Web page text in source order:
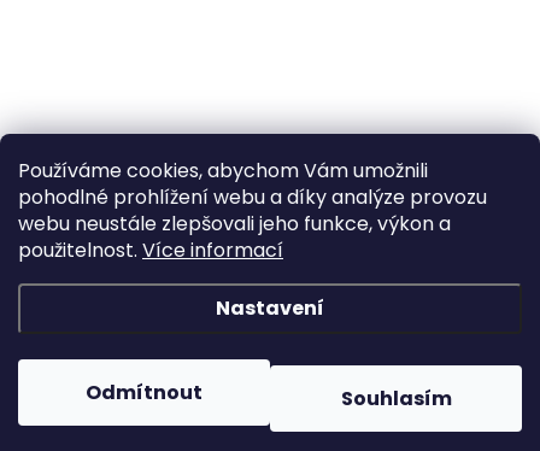
Používáme cookies, abychom Vám umožnili
pohodlné prohlížení webu a díky analýze provozu
webu neustále zlepšovali jeho funkce, výkon a
použitelnost. Více informací
Nastavení
Odmítnout Souhlasím